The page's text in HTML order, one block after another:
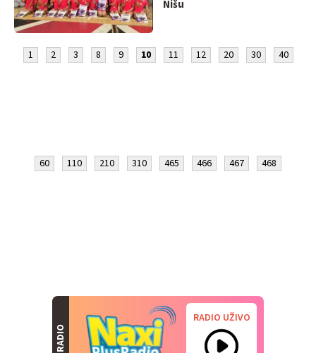
Nišu
1 2 3 8 9 10 11 12 20 30 40
60 110 210 310 465 466 467 468
RADIO
RADIO UŽIVO